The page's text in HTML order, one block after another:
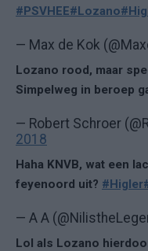
#PSVHEE#Lozano
— Max de Kok
Lozano rood, maar
Simpelweg in beroep
— Robert Schroer
2018
Haha KNVB, wat een
feyenoord uit? #Higler
— A A
Lol als Lozano